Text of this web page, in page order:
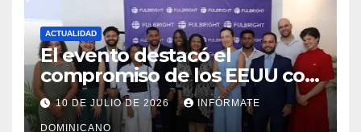
ACTUALIDAD
El evento destacó el
compromiso de los EEUU con
el liderazgo, la innovación y la
excelencia académica por
10 DE JULIO DE 2026 INFÓRMATE
DOMINICANO